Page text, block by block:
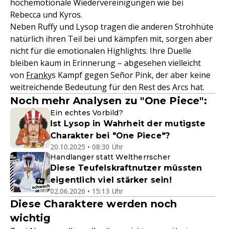
hochemotionale Wiedervereinigungen wie bei
Rebecca und Kyros.
Neben Ruffy und Lysop tragen die anderen Strohhüte
natürlich ihren Teil bei und kämpfen mit, sorgen aber
nicht für die emotionalen Highlights. Ihre Duelle
bleiben kaum in Erinnerung – abgesehen vielleicht
von Frankys Kampf gegen Señor Pink, der aber keine
weitreichende Bedeutung für den Rest des Arcs hat.
Noch mehr Analysen zu "One Piece":
Ein echtes Vorbild?
Ist Lysop in Wahrheit der mutigste
Charakter bei "One Piece"?
20.10.2025 • 08:30 Uhr
Handlanger statt Weltherrscher
Diese Teufelskraftnutzer müssten
eigentlich viel stärker sein!
02.06.2026 • 15:13 Uhr
Diese Charaktere werden noch
wichtig